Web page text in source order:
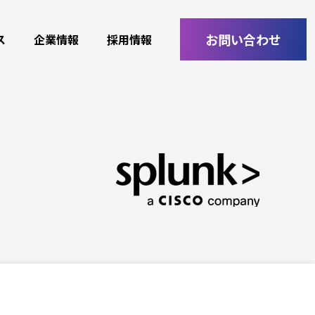
企業情報 採用情報 お問い合わせ